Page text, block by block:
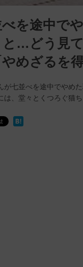
べを途中で
…どう見
めざるを
が七並べを途中でやめ
は、堂々とくつろぐ猫